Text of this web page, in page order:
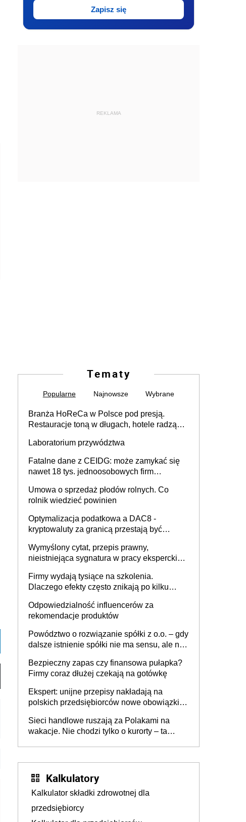
Zapisz się
REKLAMA
Tematy
Popularne Najnowsze Wybrane
Branża HoReCa w Polsce pod presją.
Restauracje toną w długach, hotele radzą
Laboratorium przywództwa
Fatalne dane z CEIDG: może zamykać się
nawet 18 tys. jednoosobowych firm
Umowa o sprzedaż płodów rolnych. Co
rolnik wiedzieć powinien
Optymalizacja podatkowa a DAC8 -
kryptowaluty za granicą przestają być
Wymyślony cytat, przepis prawny,
nieistniejąca sygnatura w pracy eksperckiej -
firmie
Firmy wydają tysiące na szkolenia.
Dlaczego efekty często znikają po kilku
Odpowiedzialność influencerów za
rekomendacje produktów
Powództwo o rozwiązanie spółki z o.o. – gdy
dalsze istnienie spółki nie ma sensu, ale nie
Bezpieczny zapas czy finansowa pułapka?
Firmy coraz dłużej czekają na gotówkę
Ekspert: unijne przepisy nakładają na
polskich przedsiębiorców nowe obowiązki w
Sieci handlowe ruszają za Polakami na
wakacje. Nie chodzi tylko o kurorty – ta
Kalkulatory
Kalkulator składki zdrowotnej dla
przedsiębiorcy